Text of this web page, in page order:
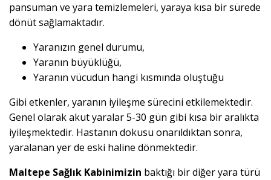
pansuman ve yara temizlemeleri, yaraya kısa bir sürede
dönüt sağlamaktadır.
Yaranızın genel durumu,
Yaranın büyüklüğü,
Yaranın vücudun hangi kısmında oluştuğu
Gibi etkenler, yaranın iyileşme sürecini etkilemektedir.
Genel olarak akut yaralar 5-30 gün gibi kısa bir aralıkta
iyileşmektedir. Hastanın dokusu onarıldıktan sonra,
yaralanan yer de eski haline dönmektedir.
Maltepe Sağlık Kabinimizin baktığı bir diğer yara türü